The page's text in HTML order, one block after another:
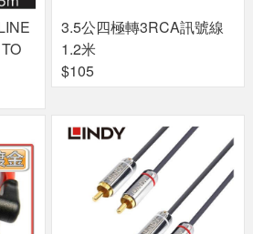
3.5公四極轉3RCA訊號線
1.2米
$105